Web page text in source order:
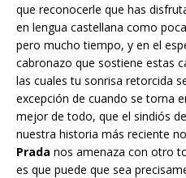
que reconocerle que has
en lengua castellana como
pero mucho tiempo, y en el
cabronazo que sostiene estas
las cuales tu sonrisa retorcida
excepción de cuando se torna
mejor de todo, que el sindiós
nuestra historia más reciente
Prada nos amenaza con otro
es que puede que sea